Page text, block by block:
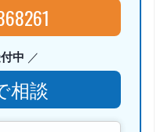
中
相談